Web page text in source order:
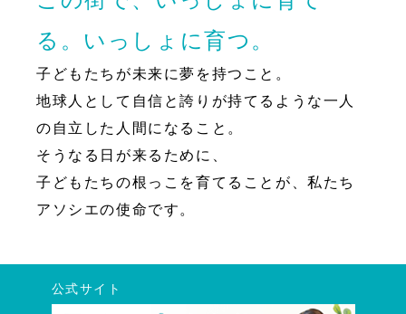
る。いっしょに育つ。
子どもたちが未来に夢を持つこと。
地球人として自信と誇りが持てるような一人
の自立した人間になること。
そうなる日が来るために、
子どもたちの根っこを育てることが、私たち
アソシエの使命です。
公式サイト